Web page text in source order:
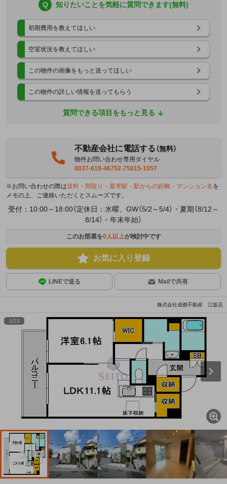
Q 知りたいことを気軽に質問できます(無料)
初期費用を教えてほしい
空室状況を教えてほしい
この物件の画像をもっと送ってほしい
この物件の詳しい情報を送ってもらう
質問できる項目をもっと見る
不動産会社に電話する（無料）
物件お問い合わせ専用ダイヤル
0037-619-46752-75815-1057
※お問い合わせの際は賃料・間取り・最寄駅・駅からの距離・マンション名 を
メモの上、ご連絡いただくとスムーズです。
受付：10:00～18:00（定休日：水曜、GW（5/2～5/4）・夏期（8/12～
8/14）・年末年始）
このお部屋を0人以上が検討中です
お気に入り登録
LINEで送る Mailで共有
株式会社成都不動産 江坂店
1/23